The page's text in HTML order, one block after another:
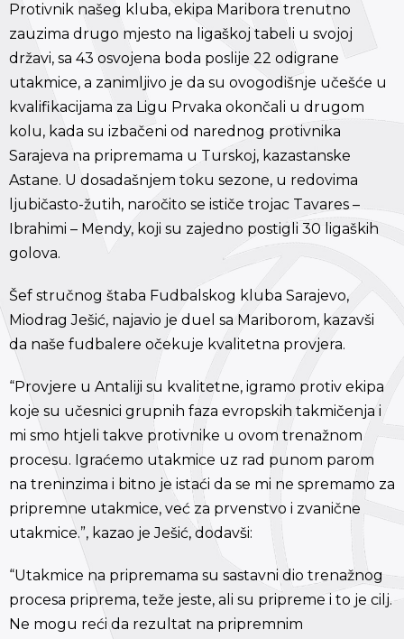
Protivnik našeg kluba, ekipa Maribora trenutno
zauzima drugo mjesto na ligaškoj tabeli u svojoj
državi, sa 43 osvojena boda poslije 22 odigrane
utakmice, a zanimljivo je da su ovogodišnje učešće u
kvalifikacijama za Ligu Prvaka okončali u drugom
kolu, kada su izbačeni od narednog protivnika
Sarajeva na pripremama u Turskoj, kazastanske
Astane. U dosadašnjem toku sezone, u redovima
ljubičasto-žutih, naročito se ističe trojac Tavares –
Ibrahimi – Mendy, koji su zajedno postigli 30 ligaških
golova.
Šef stručnog štaba Fudbalskog kluba Sarajevo,
Miodrag Ješić, najavio je duel sa Mariborom, kazavši
da naše fudbalere očekuje kvalitetna provjera.
“Provjere u Antaliji su kvalitetne, igramo protiv ekipa
koje su učesnici grupnih faza evropskih takmičenja i
mi smo htjeli takve protivnike u ovom trenažnom
procesu. Igraćemo utakmice uz rad punom parom
na treninzima i bitno je istaći da se mi ne spremamo za
pripremne utakmice, već za prvenstvo i zvanične
utakmice.”, kazao je Ješić, dodavši:
“Utakmice na pripremama su sastavni dio trenažnog
procesa priprema, teže jeste, ali su pripreme i to je cilj.
Ne mogu reći da rezultat na pripremnim